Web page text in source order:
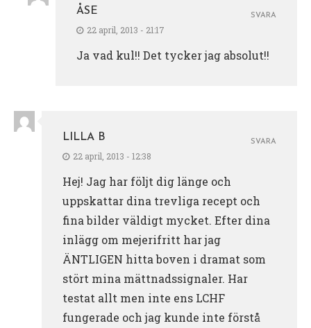
ÅSE
22 april, 2013 - 21:17
Ja vad kul!! Det tycker jag absolut!!
SVARA
LILLA B
22 april, 2013 - 12:38
Hej! Jag har följt dig länge och
uppskattar dina trevliga recept och
fina bilder väldigt mycket. Efter dina
inlägg om mejerifritt har jag
ÄNTLIGEN hitta boven i dramat som
stört mina mättnadssignaler. Har
testat allt men inte ens LCHF
fungerade och jag kunde inte förstå
SVARA